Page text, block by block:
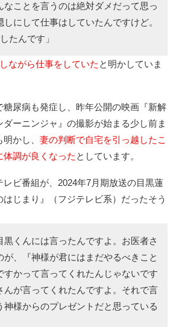
なことを言うのは絶対ダメだって思っ
にして仕事はしていたんですけど。
たんです」
ながら仕事をしていた と明かしていま
糖尿病も発症し、昨年公開の映画『新解
ーニンジャ』の撮影が始まる少し前ま
かし、 妻の判断で自宅を引っ越したこ
体調が良くなった としています。
ビ番組が、2024年7月期放送の目黒蓮
じまり』（フジテレビ系）だったそう
黒くんには言ったんですよ。お医者さ
が、『神様が君にはまだやるべきこと
すかって言ってくれたんじゃないです
んが言ってくれたんですよ。それで言
神様からのプレゼントだと思っている